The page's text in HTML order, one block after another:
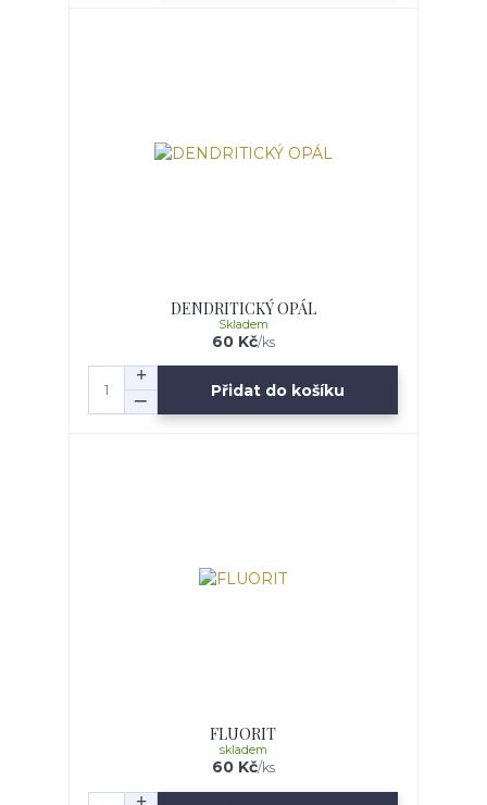
DENDRITICKÝ OPÁL
60 Kč/ks
Skladem
Přidat do košíku
FLUORIT
60 Kč/ks
skladem